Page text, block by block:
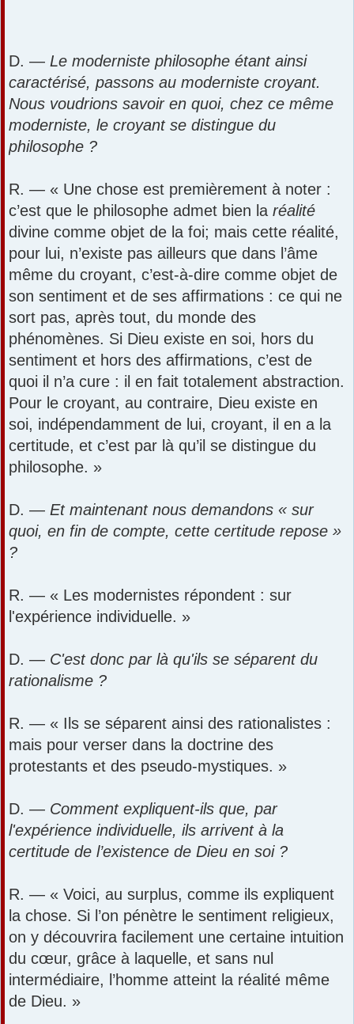
D. — Le moderniste philosophe étant ainsi
caractérisé, passons au moderniste croyant.
Nous voudrions savoir en quoi, chez ce même
moderniste, le croyant se distingue du
philosophe ?
R. — « Une chose est premièrement à noter :
c’est que le philosophe admet bien la réalité
divine comme objet de la foi; mais cette réalité,
pour lui, n’existe pas ailleurs que dans l’âme
même du croyant, c’est-à-dire comme objet de
son sentiment et de ses affirmations : ce qui ne
sort pas, après tout, du monde des
phénomènes. Si Dieu existe en soi, hors du
sentiment et hors des affirmations, c’est de
quoi il n’a cure : il en fait totalement abstraction.
Pour le croyant, au contraire, Dieu existe en
soi, indépendamment de lui, croyant, il en a la
certitude, et c’est par là qu’il se distingue du
philosophe. »
D. — Et maintenant nous demandons « sur
quoi, en fin de compte, cette certitude repose »
?
R. — « Les modernistes répondent : sur
l'expérience individuelle. »
D. — C'est donc par là qu'ils se séparent du
rationalisme ?
R. — « Ils se séparent ainsi des rationalistes :
mais pour verser dans la doctrine des
protestants et des pseudo-mystiques. »
D. — Comment expliquent-ils que, par
l'expérience individuelle, ils arrivent à la
certitude de l’existence de Dieu en soi ?
R. — « Voici, au surplus, comme ils expliquent
la chose. Si l’on pénètre le sentiment religieux,
on y découvrira facilement une certaine intuition
du cœur, grâce à laquelle, et sans nul
intermédiaire, l’homme atteint la réalité même
de Dieu. »